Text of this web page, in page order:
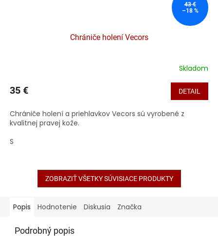
43 €
–18 %
Chrániče holení Vecors
Skladom
35 € DETAIL
Chrániče holení a priehlavkov Vecors sú vyrobené z
kvalitnej pravej kože.
S
ZOBRAZIŤ VŠETKY SÚVISIACE PRODUKTY
Popis Hodnotenie Diskusia Značka
Podrobný popis